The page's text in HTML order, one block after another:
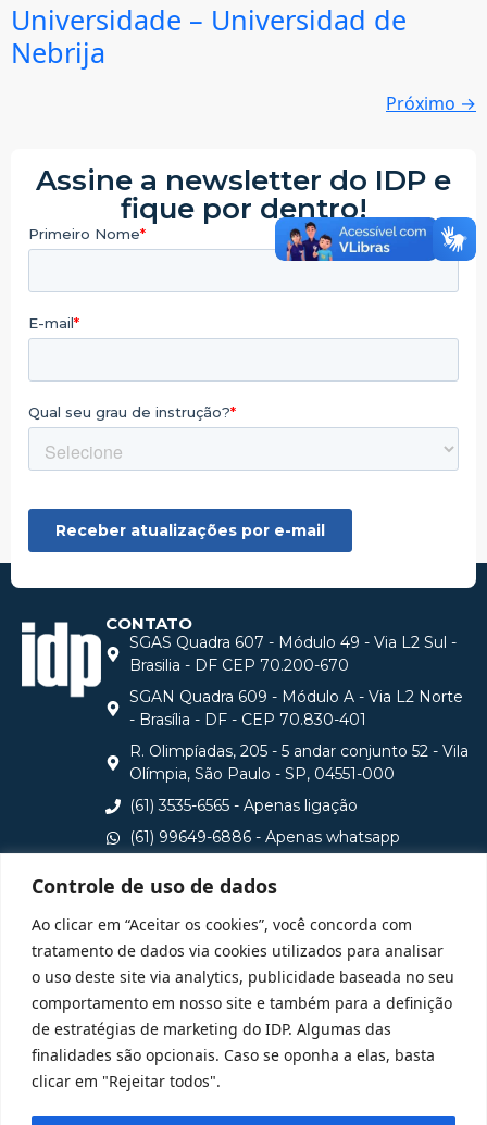
Controle de uso de dados
Ao clicar em “Aceitar os cookies”, você concorda com
tratamento de dados via cookies utilizados para analisar
o uso deste site via analytics, publicidade baseada no seu
comportamento em nosso site e também para a definição
de estratégias de marketing do IDP. Algumas das
finalidades são opcionais. Caso se oponha a elas, basta
clicar em "Rejeitar todos".
Universidade – Universidad de
Nebrija
Próximo →
Assine a newsletter do IDP e
fique por dentro!
CONTATO
SGAS Quadra 607 - Módulo 49 - Via L2 Sul -
Brasilia - DF CEP 70.200-670
SGAN Quadra 609 - Módulo A - Via L2 Norte
- Brasília - DF - CEP 70.830-401
R. Olimpíadas, 205 - 5 andar conjunto 52 - Vila
Olímpia, São Paulo - SP, 04551-000
(61) 3535-6565 - Apenas ligação
(61) 99649-6886 - Apenas whatsapp
Consulte aqui o cadastro da Instituição no Sistema e-
MEC